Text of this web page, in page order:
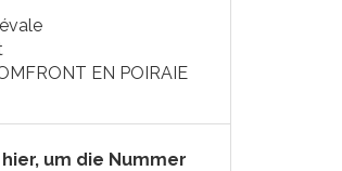
EN POIRAIE
um die Nummer